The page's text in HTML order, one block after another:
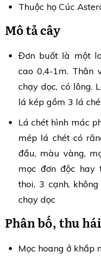
Thuộc họ Cúc
Mô tả cây
Đơn buốt là một
cao 0,4-1m. Thân
chạy dọc, có lông.
lá kép gồm 3 lá
Lá chét hình mác
mép lá chét có
đầu, màu vàng,
mọc đơn độc hay
thoi, 3 cạnh,
chạy dọc
Phân bố, thu
Mọc hoang ở khắp